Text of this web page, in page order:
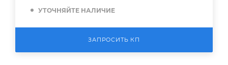
УТОЧНЯЙТЕ НАЛИЧИЕ
ЗАПРОСИТЬ КП